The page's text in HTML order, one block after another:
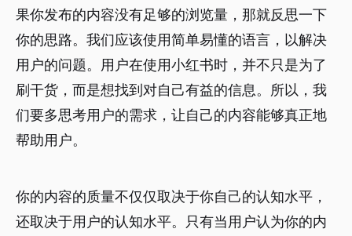
果你发布的内容没有足够的浏览量，那就反思一下
你的思路。我们应该使用简单易懂的语言，以解决
用户的问题。用户在使用小红书时，并不只是为了
刷干货，而是想找到对自己有益的信息。所以，我
们要多思考用户的需求，让自己的内容能够真正地
帮助用户。
你的内容的质量不仅仅取决于你自己的认知水平，
还取决于用户的认知水平。只有当用户认为你的内